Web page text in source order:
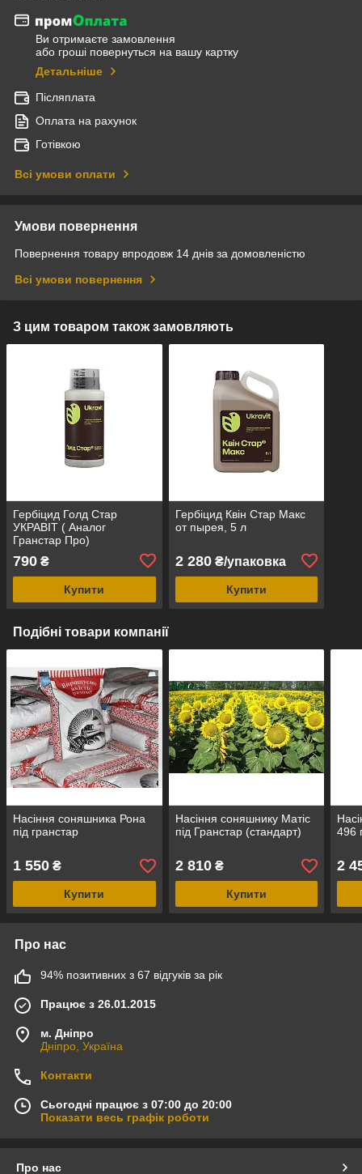
Ви отримаєте замовлення
або гроші повернуться на вашу картку
Детальніше
Післяплата
Оплата на рахунок
Готівкою
Всі умови оплати
Умови повернення
Повернення товару впродовж 14 днів за домовленістю
Всі умови повернення
З цим товаром також замовляють
Гербіцид Голд Стар
УКРАВІТ ( Аналог
Гранстар Про)
790 ₴
Купити
Гербіцид Квін Стар Макс
от пырея, 5 л
2 280₴/упаковка
Купити
Подібні товари компанії
Насіння соняшника Рона
під гранстар
1 550 ₴
Купити
Насіння соняшнику Матіс
під Гранстар (стандарт)
2 810₴
Купити
496
2
Про нас
94% позитивних з 67 відгуків за рік
Працює з 26.01.2015
м. Дніпро
Дніпро, Україна
Контакти
Сьогодні працює з 07:00 до 20:00
Показати весь графік роботи
Про нас